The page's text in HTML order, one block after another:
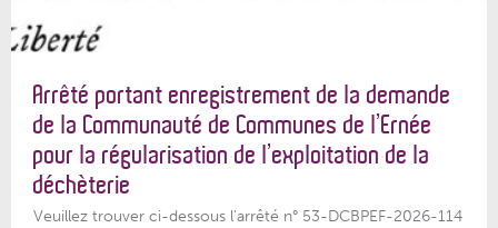
Arrêté portant enregistrement de la demande
de la Communauté de Communes de l’Ernée
pour la régularisation de l’exploitation de la
déchèterie
Veuillez trouver ci-dessous l'arrêté n° 53-DCBPEF-2026-114